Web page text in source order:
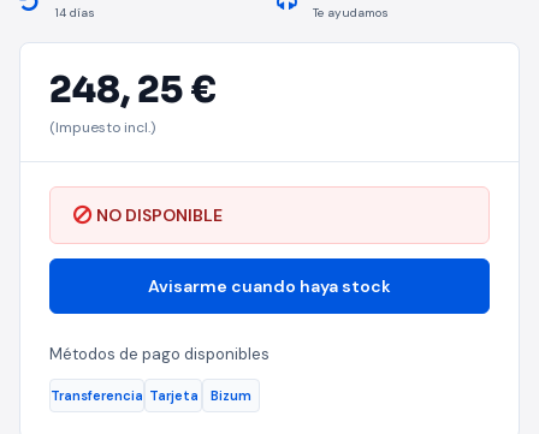
14 días Te ayudamos
248,25 €
(Impuesto incl.)
NO DISPONIBLE
Avisarme cuando haya stock
Métodos de pago disponibles
Transferencia Tarjeta Bizum